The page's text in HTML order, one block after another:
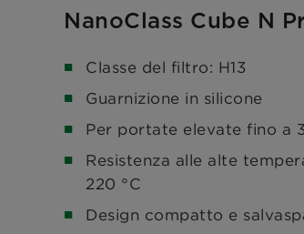
NanoClass Cube N
Classe del filtro: H13
Guarnizione in silicone
Per portate elevate fino a
Resistenza alle alte
220 °C
Design compatto e